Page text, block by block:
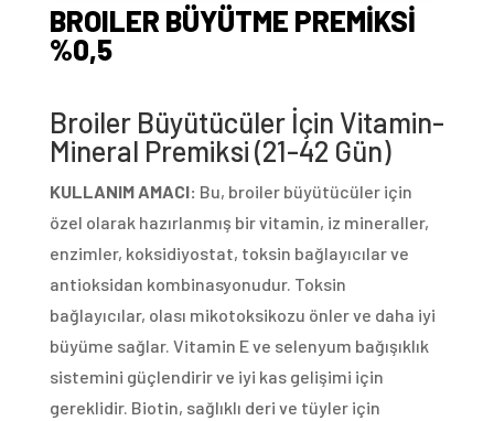
BROILER BÜYÜTME PREMİKSİ
%0,5
Broiler Büyütücüler İçin Vitamin-
Mineral Premiksi (21-42 Gün)
KULLANIM AMACI: Bu, broiler büyütücüler için
özel olarak hazırlanmış bir vitamin, iz mineraller,
enzimler, koksidiyostat, toksin bağlayıcılar ve
antioksidan kombinasyonudur. Toksin
bağlayıcılar, olası mikotoksikozu önler ve daha iyi
büyüme sağlar. Vitamin E ve selenyum bağışıklık
sistemini güçlendirir ve iyi kas gelişimi için
gereklidir. Biotin, sağlıklı deri ve tüyler için